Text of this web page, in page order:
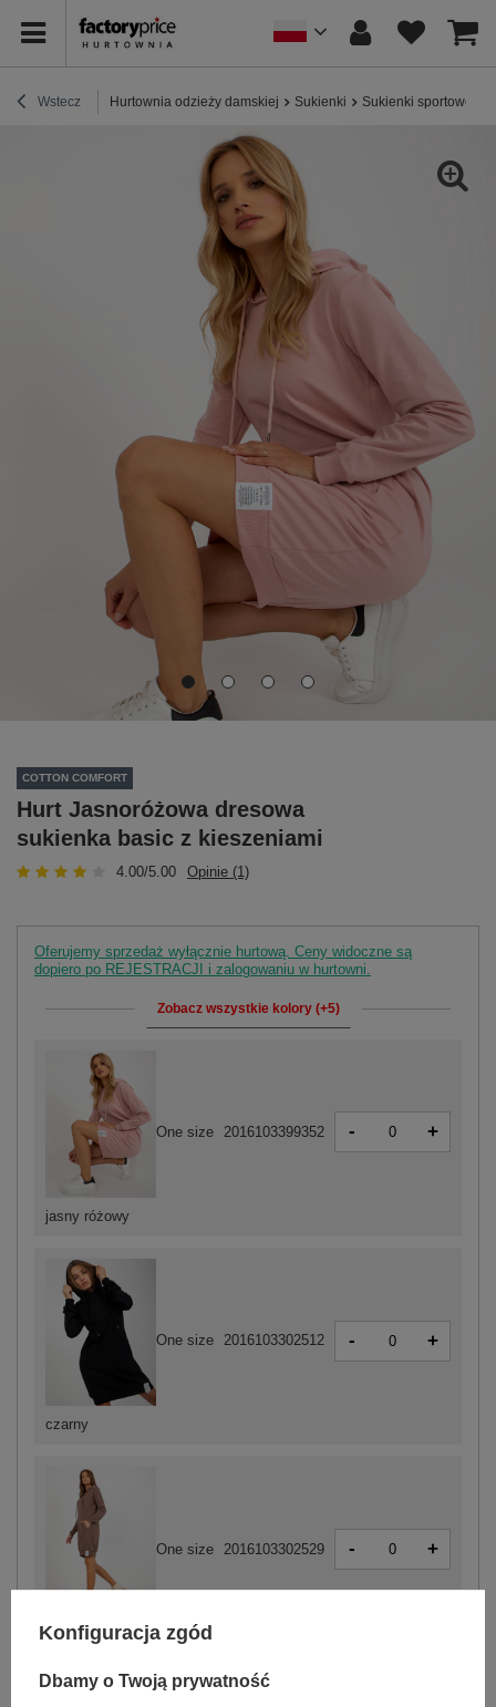
Wstecz Hurtownia odzieży damskiej Sukienki Sukienki sportowe /
COTTON COMFORT
Hurt Jasnoróżowa dresowa
sukienka basic z kieszeniami
4.00/5.00 Opinie (1)
Oferujemy sprzedaż wyłącznie hurtową. Ceny widoczne są
dopiero po REJESTRACJI i zalogowaniu w hurtowni.
Zobacz wszystkie kolory (+5)
czarny
One size 2016103302512 - +
brązowy
One size 2016103302529 - +
jasny różowy
One size 2016103399352 - +
Konfiguracja zgód
Dbamy o Twoją prywatność